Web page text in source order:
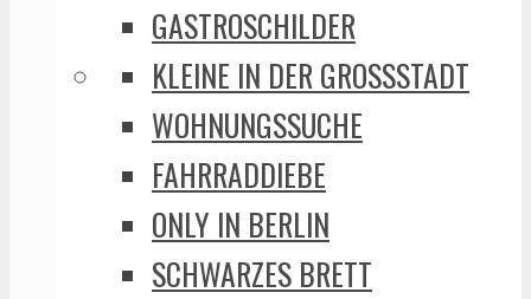
GASTROSCHILDER
KLEINE IN DER GROSSSTADT
WOHNUNGSSUCHE
FAHRRADDIEBE
ONLY IN BERLIN
SCHWARZES BRETT